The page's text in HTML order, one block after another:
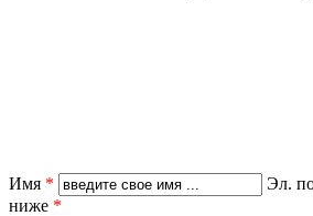
Имя * Эл.
ниже *